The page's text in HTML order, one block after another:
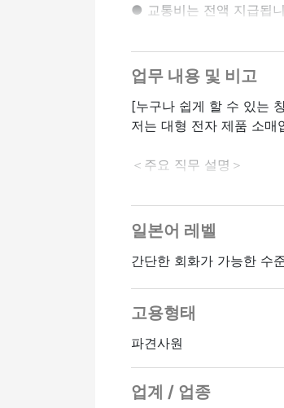
● 교통비는 전액 지급됩
가와사키 역과 카마타
쉽게 출근할 수 있어요
● 휴일에는 자유도가 높아
교대 휴일이나 고정 휴일
라이프스타일에 맞게 일
업무 내용 및 비고
[누구나 쉽게 할 수 있는
저는 대형 전자 제품 소매
＜주요 직무 설명＞
・배송 상자에 넣기
・배송 라벨 부착
・제품에 흠집이 있는지
몇 시간 이내 실제 작업 8
・초과근무 가능/하루 1~2
완전한 주 2일 근무제 (교
일본어 레벨
간단한 회화가 가능한 수
고용형태
파견사원
업계 / 업종